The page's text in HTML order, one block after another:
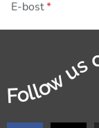
E-bost
Follow us